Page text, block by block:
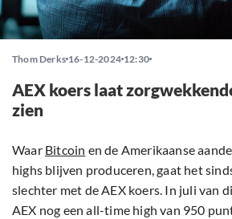
Thom Derks 16-12-2024 12:30
AEX koers laat
zien
Waar Bitcoin en de Amerikaanse
highs blijven produceren, gaat het
slechter met de AEX koers. In juli van
AEX nog een all-time high van 950